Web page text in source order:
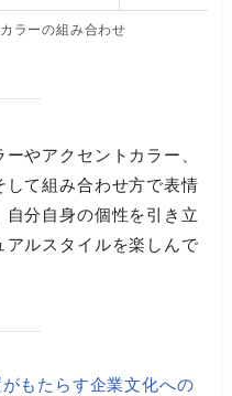
ラーの組み合わせ
やアクセントカラー、
て組み合わせ方で表情
分自身の個性を引き立
ルスタイルを楽しんで
もたらす企業文化への